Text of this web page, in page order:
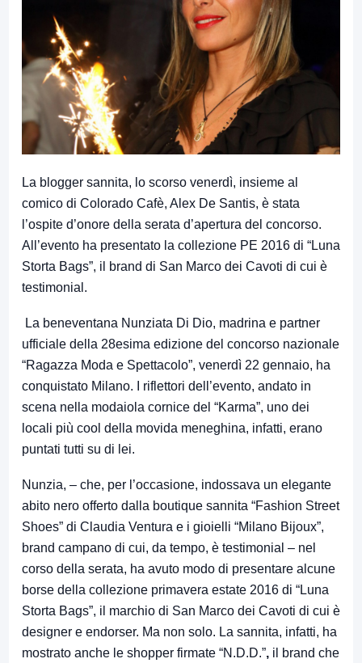
La blogger sannita, lo scorso venerdì, insieme al
comico di Colorado Cafè, Alex De Santis, è stata
l’ospite d’onore della serata d’apertura del concorso.
All’evento ha presentato la collezione PE 2016 di “Luna
Storta Bags”, il brand di San Marco dei Cavoti di cui è
testimonial.
La beneventana Nunziata Di Dio, madrina e partner
ufficiale della 28esima edizione del concorso nazionale
“Ragazza Moda e Spettacolo”, venerdì 22 gennaio, ha
conquistato Milano. I riflettori dell’evento, andato in
scena nella modaiola cornice del “Karma”, uno dei
locali più cool della movida meneghina, infatti, erano
puntati tutti su di lei.
Nunzia, – che, per l’occasione, indossava un elegante
abito nero offerto dalla boutique sannita “Fashion Street
Shoes” di Claudia Ventura e i gioielli “Milano Bijoux”,
brand campano di cui, da tempo, è testimonial – nel
corso della serata, ha avuto modo di presentare alcune
borse della collezione primavera estate 2016 di “Luna
Storta Bags”, il marchio di San Marco dei Cavoti di cui è
designer e endorser. Ma non solo. La sannita, infatti, ha
mostrato anche le shopper firmate “N.D.D.”, il brand che